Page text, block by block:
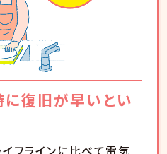
に復旧が早いとい